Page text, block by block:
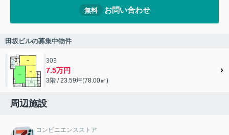
無料 お問い合わせ
田坂ビルの募集中物件
303
7.5万円
3階 / 23.59坪(78.00㎡)
周辺施設
コンビニエンスストア